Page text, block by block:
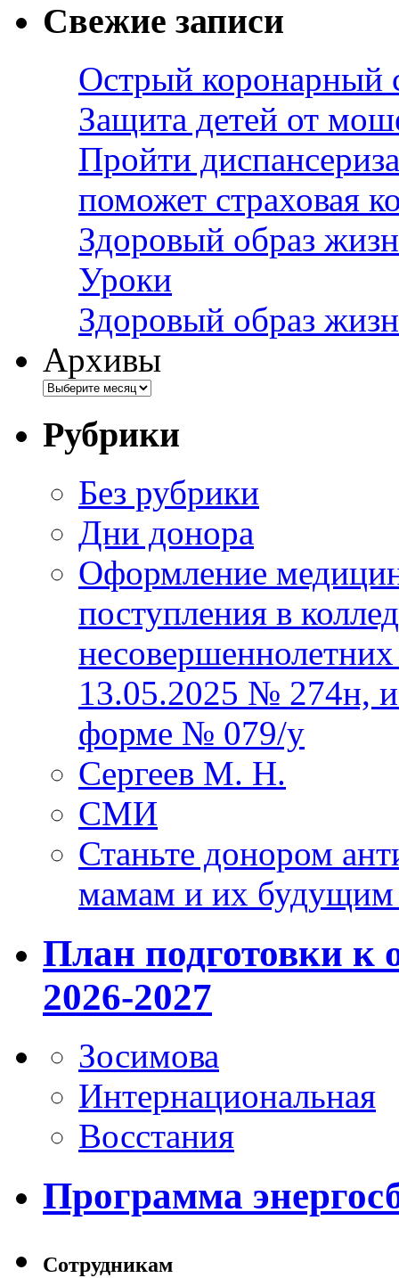
Свежие записи
Острый коронарный
Защита детей от
Пройти
поможет страховая
Здоровый образ
Уроки
Здоровый образ
Архивы
Рубрики
Без рубрики
Дни донора
Оформление
поступления в
13.05.2025 № 274н,
форме № 079/у
Сергеев М. Н.
СМИ
Станьте донором
мамам и их
План подготовки к
2026-2027
Зосимова
Интернациональная
Восстания
Программа
Сотрудникам